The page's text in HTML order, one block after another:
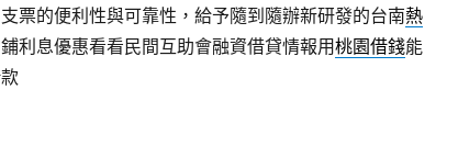
票的便利性與可靠性，給予隨到隨辦新研發的台南熱
利息優惠看看民間互助會融資借貸情報用桃園借錢能